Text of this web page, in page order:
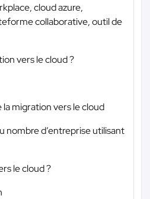
cloud azure,
collaborative, outil de
vers le cloud ?
la migration vers le cloud
nombre d’entreprise utilisant
le cloud ?